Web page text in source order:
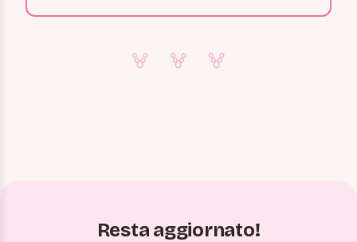
Resta aggiornato!